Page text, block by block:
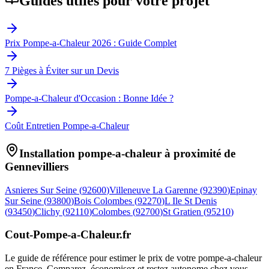
Prix Pompe-a-Chaleur 2026 : Guide Complet
7 Pièges à Éviter sur un Devis
Pompe-a-Chaleur d'Occasion : Bonne Idée ?
Coût Entretien Pompe-a-Chaleur
Installation pompe-a-chaleur à proximité de
Gennevilliers
Asnieres Sur Seine (92600)Villeneuve La Garenne (92390)Epinay
Sur Seine (93800)Bois Colombes (92270)L Ile St Denis
(93450)Clichy (92110)Colombes (92700)St Gratien (95210)
Cout-Pompe-a-Chaleur.fr
Le guide de référence pour estimer le prix de votre pompe-a-chaleur